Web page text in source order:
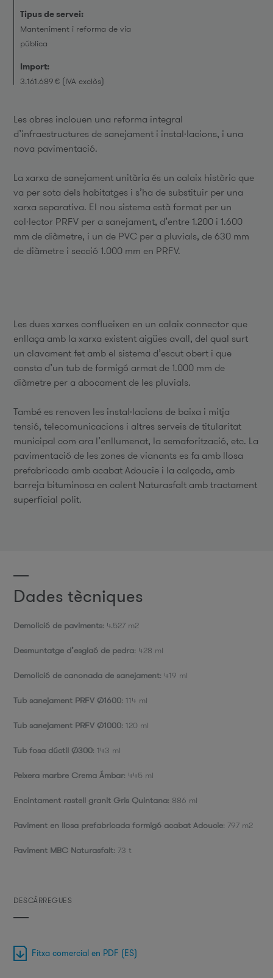
Tipus de servei:
Manteniment i reforma de via
pública
Import:
3.161.689 € (IVA exclòs)
Les obres inclouen una reforma integral
d’infraestructures de sanejament i instal·lacions, i una
nova pavimentació.
La xarxa de sanejament unitària és un calaix històric que
va per sota dels habitatges i s’ha de substituir per una
xarxa separativa. El nou sistema està format per un
col·lector PRFV per a sanejament, d’entre 1.200 i 1.600
mm de diàmetre, i un de PVC per a pluvials, de 630 mm
de diàmetre i secció 1.000 mm en PRFV.
Les dues xarxes conflueixen en un calaix connector que
enllaça amb la xarxa existent aigües avall, del qual surt
un clavament fet amb el sistema d’escut obert i que
consta d’un tub de formigó armat de 1.000 mm de
diàmetre per a abocament de les pluvials.
També es renoven les instal·lacions de baixa i mitja
tensió, telecomunicacions i altres serveis de titularitat
municipal com ara l’enllumenat, la semaforització, etc. La
pavimentació de les zones de vianants es fa amb llosa
prefabricada amb acabat Adoucie i la calçada, amb
barreja bituminosa en calent Naturasfalt amb tractament
superficial polit.
Dades tècniques
Demolició de paviments: 4.527 m2
Desmuntatge d’esglaó de pedra: 428 ml
Demolició de canonada de sanejament: 419 ml
Tub sanejament PRFV Ø1600: 114 ml
Tub sanejament PRFV Ø1000: 120 ml
Tub fosa dúctil Ø300: 143 ml
Peixera marbre Crema Ámbar: 445 ml
Encintament rastell granit Gris Quintana: 886 ml
Paviment en llosa prefabricada formigó acabat Adoucie: 797 m2
Paviment MBC Naturasfalt: 73 t
DESCÀRREGUES
Fitxa comercial en PDF (ES)